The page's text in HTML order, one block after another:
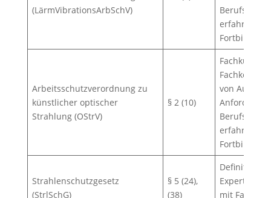
(LärmVibrationsArbSchV)
erfahrung,
Fortbildung.
Arbeitsschutzverordnung zu
künstlicher optischer
Strahlung (OStrV)
§ 2 (10)
von
erfahrung,
Fortbildung.
Strahlenschutzgesetz
(StrlSchG)
§ 5 (24),
(38)
Definition
Experten
mit